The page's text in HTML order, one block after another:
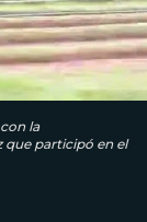
la
que participó en el